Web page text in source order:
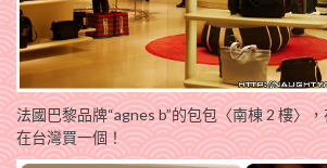
法國巴黎品牌“agnes b”的包包〈南棟 2 樓〉
在台灣買一個！